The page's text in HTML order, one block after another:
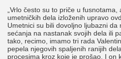
„Vrlo često su to priče u fusnotama,
umetničkih dela izloženih upravo
Umetnici su bili dovoljno ljubazni
sećanja na nastanak svojih dela ili
tako, recimo, imamo tri rada
pepela njegovih spaljenih ranijih
procesima kroz koje je prošao. I on